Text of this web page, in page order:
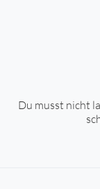
Du musst nicht